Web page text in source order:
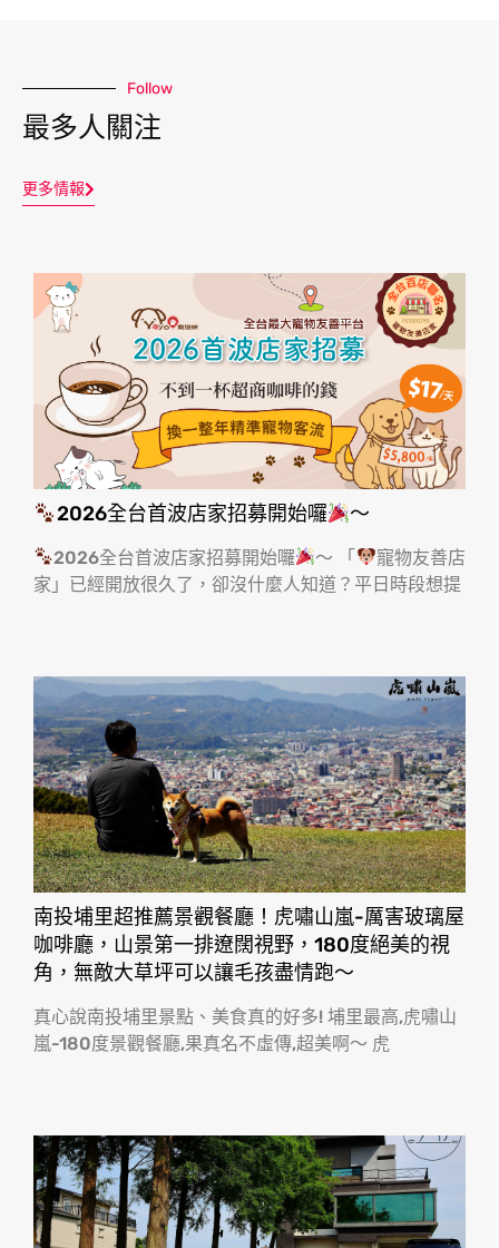
Follow
最多人關注
更多情報
2026全台首波店家招募開始囉 ～
2026全台首波店家招募開始囉 ～ 「
寵物友善店
家」已經開放很久了，卻沒什麼人知道？平日時段想提
南投埔里超推薦景觀餐廳！虎嘯山嵐-厲害玻璃屋
咖啡廳，山景第一排遼闊視野，180度絕美的視
角，無敵大草坪可以讓毛孩盡情跑〜
真心說南投埔里景點、美食真的好多! 埔里最高,虎嘯山
嵐-180度景觀餐廳,果真名不虛傳,超美啊〜 虎